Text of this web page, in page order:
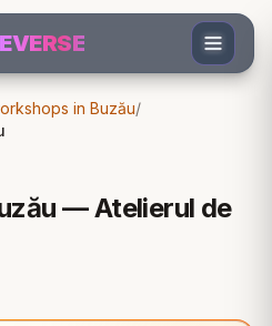
in Buzău/
— Atelierul de